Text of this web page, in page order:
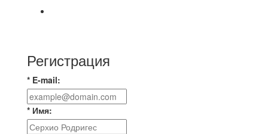
Регистрация
* E-mail:
* Имя: